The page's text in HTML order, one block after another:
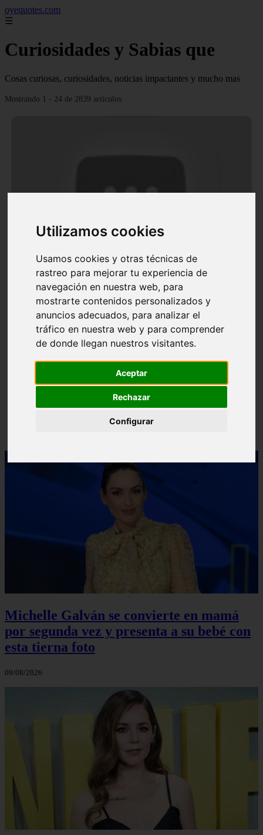
Utilizamos cookies
Usamos cookies y otras técnicas de
rastreo para mejorar tu experiencia de
navegación en nuestra web, para
mostrarte contenidos personalizados y
anuncios adecuados, para analizar el
tráfico en nuestra web y para comprender
de donde llegan nuestros visitantes.
Aceptar
Rechazar
Configurar
oyequotes.com
☰
Curiosidades y Sabias que
Cosas curiosas, curiosidades, noticias impactantes y mucho mas
Mostrando 1 - 24 de 2839 artículos
Video Ana Brenda Contreras y la firme promesa que
Michelle Galván se convierte en mamá
por segunda vez y presenta a su bebé con
esta tierna foto
09/08/2026